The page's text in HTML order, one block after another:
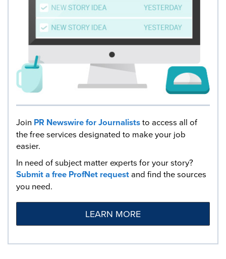
Join PR Newswire for Journaliststo access all of
the free services designated to make your job
easier.
In need of subject matter experts for your story?
Submit a free ProfNet requestand find the sources
you need.
LEARN MORE